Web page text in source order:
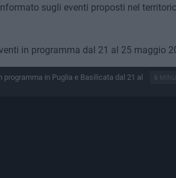
sugli eventi proposti nel
in programma dal 21 al 25 maggio
6
in Puglia e Basilicata dal 21 al